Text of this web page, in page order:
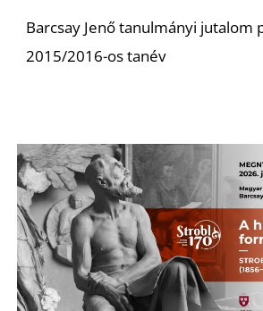
Barcsay Jenő tanulmányi jutalom
2015/2016-os tanév